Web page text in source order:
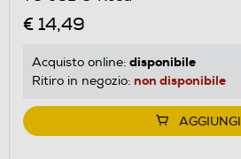
€ 14,49
Acquisto online: disponibile
Ritiro in negozio: non disponibile
AGGIUNGI